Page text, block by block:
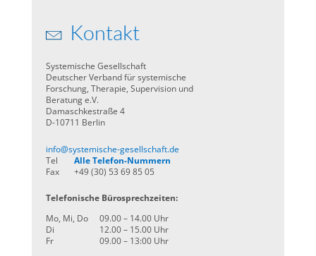
Kontakt
Systemische Gesellschaft
Deutscher Verband für systemische
Forschung, Therapie, Supervision und
Beratung e.V.
Damaschkestraße 4
D-10711 Berlin
info@systemische-gesellschaft.de
Tel
Alle Telefon-Nummern
Fax
+49 (30) 53 69 85 05
Telefonische Bürosprechzeiten:
Mo, Mi, Do
09.00 – 14.00 Uhr
Di
12.00 – 15.00 Uhr
Fr
09.00 – 13:00 Uhr